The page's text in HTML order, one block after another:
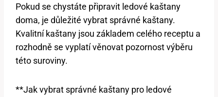
Pokud se chystáte ‌připravit ledové kaštany
doma, je důležité vybrat ⁣správné⁤ kaštany.
Kvalitní kaštany ⁣jsou základem celého‍ receptu a
rozhodně se vyplatí věnovat pozornost výběru‍
této⁢ suroviny.
**Jak vybrat ⁣správné ⁣kaštany pro ledové